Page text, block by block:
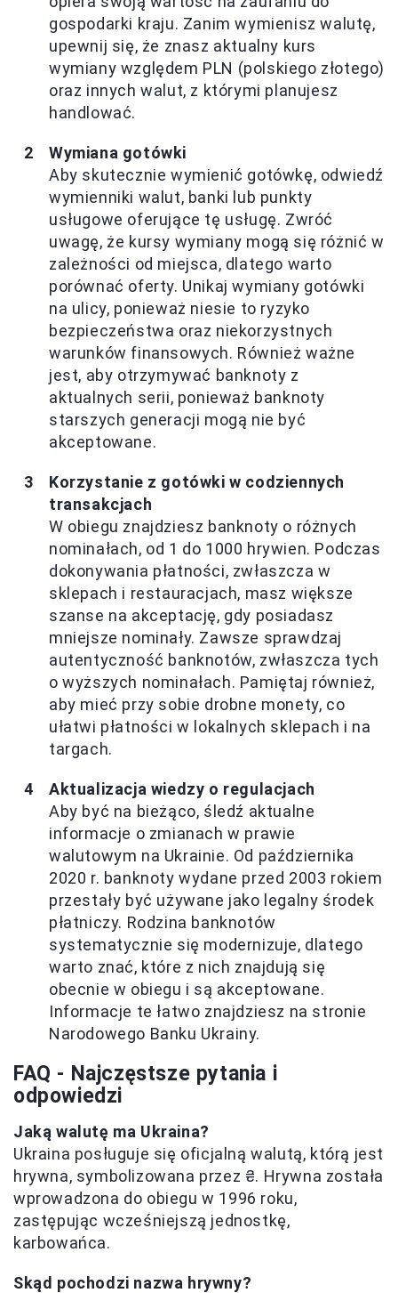
gospodarki kraju. Zanim wymienisz walutę,
upewnij się, że znasz aktualny kurs
wymiany względem PLN (polskiego złotego)
oraz innych walut, z którymi planujesz
handlować.
Wymiana gotówki
Aby skutecznie wymienić gotówkę, odwiedź
wymienniki walut, banki lub punkty
usługowe oferujące tę usługę. Zwróć
uwagę, że kursy wymiany mogą się różnić w
zależności od miejsca, dlatego warto
porównać oferty. Unikaj wymiany gotówki
na ulicy, ponieważ niesie to ryzyko
bezpieczeństwa oraz niekorzystnych
warunków finansowych. Również ważne
jest, aby otrzymywać banknoty z
aktualnych serii, ponieważ banknoty
starszych generacji mogą nie być
akceptowane.
Korzystanie z gotówki w codziennych
transakcjach
W obiegu znajdziesz banknoty o różnych
nominałach, od 1 do 1000 hrywien. Podczas
dokonywania płatności, zwłaszcza w
sklepach i restauracjach, masz większe
szanse na akceptację, gdy posiadasz
mniejsze nominały. Zawsze sprawdzaj
autentyczność banknotów, zwłaszcza tych
o wyższych nominałach. Pamiętaj również,
aby mieć przy sobie drobne monety, co
ułatwi płatności w lokalnych sklepach i na
targach.
Aktualizacja wiedzy o regulacjach
Aby być na bieżąco, śledź aktualne
informacje o zmianach w prawie
walutowym na Ukrainie. Od października
2020 r. banknoty wydane przed 2003 rokiem
przestały być używane jako legalny środek
płatniczy. Rodzina banknotów
systematycznie się modernizuje, dlatego
warto znać, które z nich znajdują się
obecnie w obiegu i są akceptowane.
Informacje te łatwo znajdziesz na stronie
Narodowego Banku Ukrainy.
FAQ - Najczęstsze pytania i
odpowiedzi
Jaką walutę ma Ukraina?
Ukraina posługuje się oficjalną walutą, którą jest
hrywna, symbolizowana przez ₴. Hrywna została
wprowadzona do obiegu w 1996 roku,
zastępując wcześniejszą jednostkę,
karbowańca.
Skąd pochodzi nazwa hrywny?